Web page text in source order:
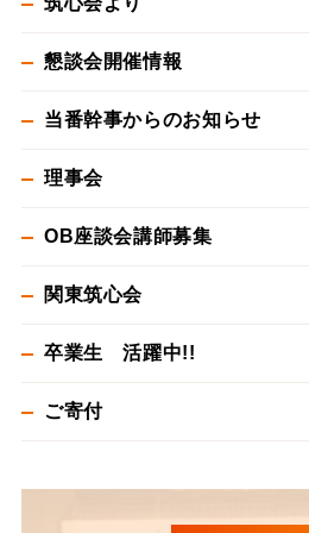
懇談会開催情報
当番幹事からのお知らせ
理事会
OB座談会講師募集
関東筑心会
卒業生 活躍中!!
ご寄付